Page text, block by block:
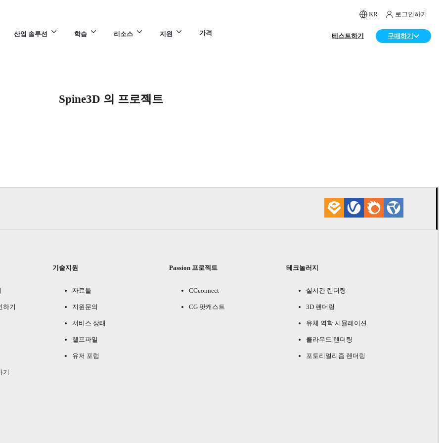
KR 로그인하기
산업 솔루션 학습 리소스 지원 가격 테스트하기 구매하기
Spine3D 의 프로젝트
하기
기
기술지원
자료들
지원문의
서비스 상태
헬프파일
유저 포럼
Passion 프로젝트
CGconnect
CG 팟캐스트
테크놀러지
실시간 렌더링
3D 렌더링
유체 역학 시뮬레이션
클라우드 렌더링
포토리얼리즘 렌더링